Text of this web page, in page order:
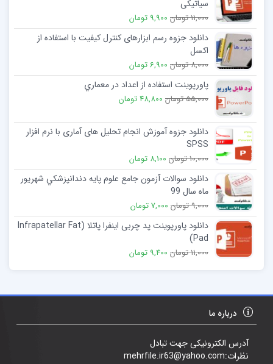
سیاتیکی
11,000 تومان 9,900 تومان
دانلود جزوه رسم ابزارھای کنترل کیفیت با استفاده از
اکسل
8,000 تومان 6,900 تومان
پاورپوینت استفاده از اعداد در معماري
55,000 تومان 48,800 تومان
دانلود جزوه آموزش انجام تحلیل های آماری با نرم افزار
SPSS
10,000 تومان 8,100 تومان
دانلود سوالات آزمون جامع علوم پايه دندانپزشكي شهريور
ماه سال 99
9,000 تومان 7,000 تومان
دانلود پاورپوینت پد چربی اینفرا پاتلا (Infrapatellar Fat
Pad)
11,000 تومان 9,400 تومان
درباره ما
آدرس الکترونیکی جهت تبادل
نظرات:mehrfile.ir63@yahoo.com